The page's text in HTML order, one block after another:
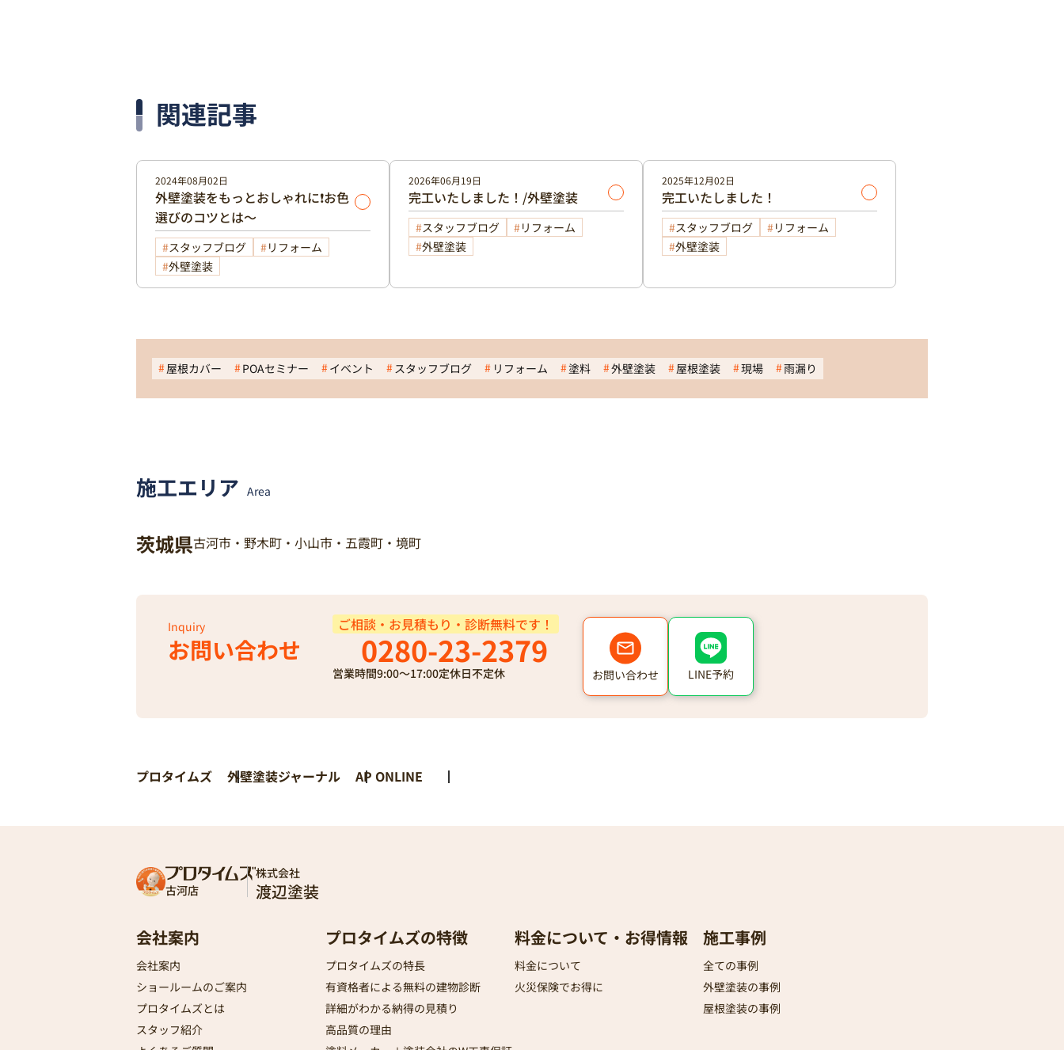
関連記事
2024年08月02日
外壁塗装をもっとおしゃれに❗お色
選びのコツとは～
スタッフブログ
リフォーム
外壁塗装
2026年06月19日
完工いたしました！/外壁塗装
スタッフブログ
リフォーム
外壁塗装
2025年12月02日
完工いたしました！
スタッフブログ
リフォーム
外壁塗装
屋根カバー POAセミナー イベント スタッフブログ リフォーム 塗料 外壁塗装 屋根塗装 現場 雨漏り
施工エリア Area
茨城県古河市・野木町・小山市・五霞町・境町
お問い合わせ
Inquiry ご相談・お見積もり・診断無料です！
0280-23-2379
営業時間9:00～17:00定休日不定休 お問い合わせ LINE予約
プロタイムズ 外壁塗装ジャーナル AP ONLINE
古河店
株式会社
渡辺塗装
会社案内
会社案内
ショールームのご案内
プロタイムズとは
スタッフ紹介
プロタイムズの特徴
プロタイムズの特長
有資格者による無料の建物診断
詳細がわかる納得の見積り
高品質の理由
料金について・お得情報
料金について
火災保険でお得に
施工事例
全ての事例
外壁塗装の事例
屋根塗装の事例